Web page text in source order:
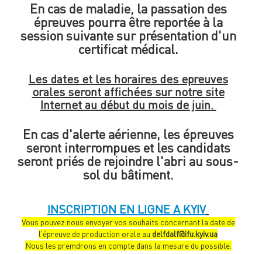
En cas de maladie, la passation des
épreuves pourra être reportée à la
session suivante sur présentation d'un
certificat médical.
Les dates et les horaires des epreuves
orales seront affichées sur notre site
Internet au début du mois de juin.
En cas d'alerte aérienne, les épreuves
seront interrompues et les candidats
seront priés de rejoindre l'abri au sous-
sol du bâtiment.
INSCRIPTION EN LIGNE A KYIV
Vous pouvez nous envoyer vos souhaits concernant la date de
l'épreuve de production orale au delfdalf@ifu.kyiv.ua
Nous les premdrons en compte dans la mesure du possible.